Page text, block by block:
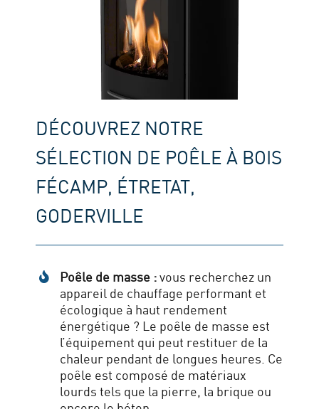
DÉCOUVREZ NOTRE
SÉLECTION DE POÊLE À BOIS
FÉCAMP, ÉTRETAT,
GODERVILLE
Poêle de masse :vous recherchez un
appareil de chauffage performant et
écologique à haut rendement
énergétique ? Le poêle de masse est
l’équipement qui peut restituer de la
chaleur pendant de longues heures. Ce
poêle est composé de matériaux
lourds tels que la pierre, la brique ou